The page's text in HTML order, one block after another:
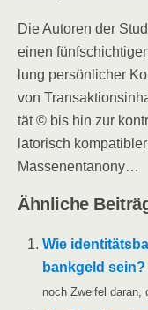
Die Autoren der
einen
lung per­sön­li­cher
von
tät © bis hin zur
la­to­risch
Massenentanony…
Ähn­li­che
Wie
bank­geld sein?
noch Zwei­fel